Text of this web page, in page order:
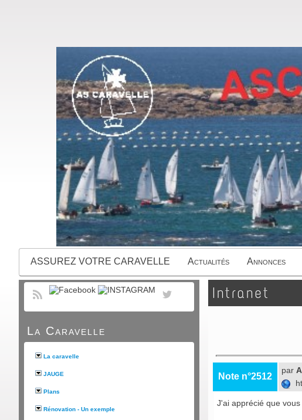
ASSUREZ VOTRE CARAVELLE Actualités Annonces
La Caravelle
La caravelle
JAUGE
Plans
Rénovation - Un exemple
Intranet
Note n°2512
par
J'ai apprécié que